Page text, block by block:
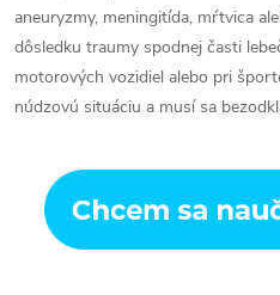
aneuryzmy, meningitída, mŕtvica
dôsledku traumy spodnej časti
motorových vozidiel alebo pri
núdzovú situáciu a musí sa